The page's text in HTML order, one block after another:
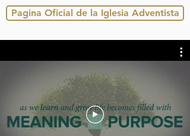
Pagina Oficial de la Iglesia Adventista